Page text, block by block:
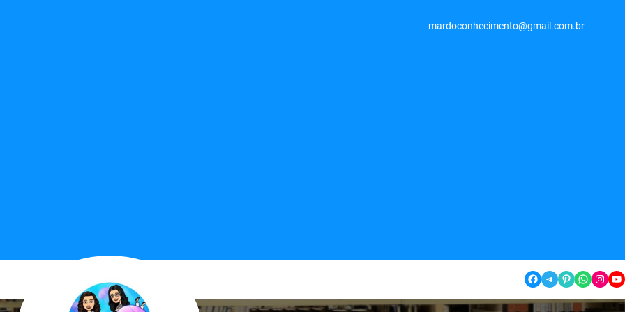
mardoconhecimento@gmail.com.br
Facebook Telegram Pinterest WhatsApp Instagram YouTube